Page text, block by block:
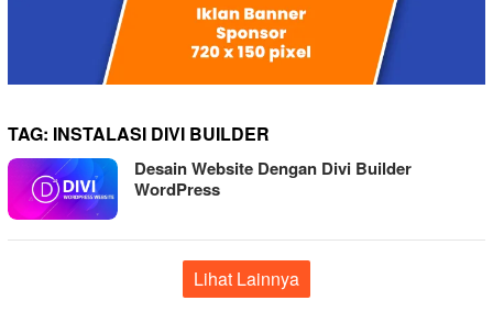
TAG: INSTALASI DIVI BUILDER
Desain Website Dengan Divi Builder
WordPress
Lihat Lainnya